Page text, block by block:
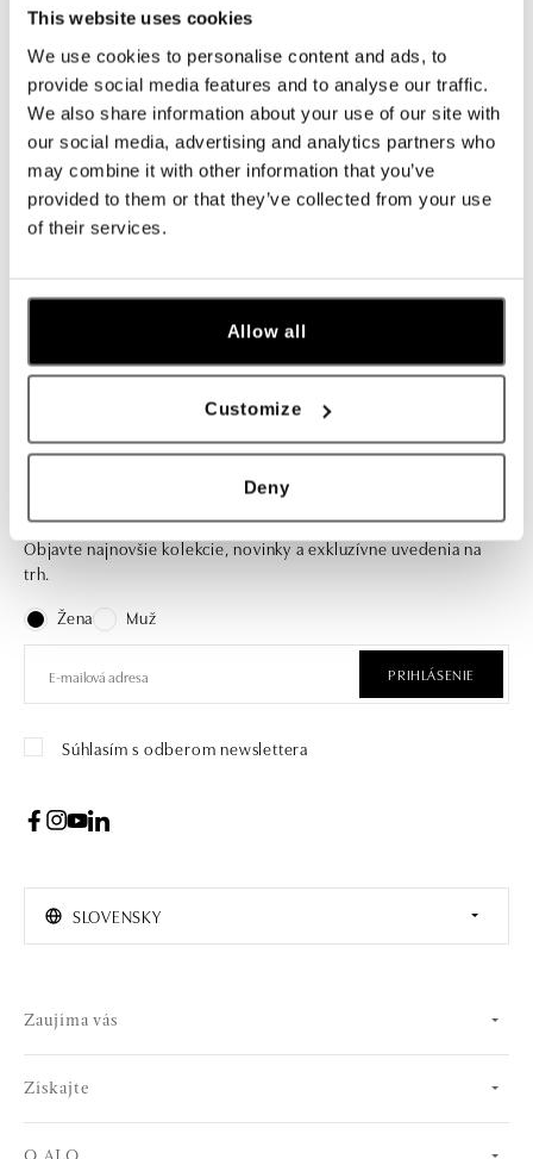
This website uses cookies
We use cookies to personalise content and ads, to
provide social media features and to analyse our traffic.
We also share information about your use of our site with
our social media, advertising and analytics partners who
may combine it with other information that you’ve
provided to them or that they’ve collected from your use
of their services.
Allow all
Customize
Deny
ALO
Prsteň so zirkonem a diamantmi
Midnight Ocean
od 11 270 €
ALO
Prsteň so zirkonem, diamantmi a
zafírmi Blue Gentility
od 23 492 €
Prihláste sa na odber newslettera
Objavte najnovšie kolekcie, novinky a exkluzívne uvedenia na
trh.
Žena
Muž
PRIHLÁSENIE
Súhlasím s odberom newslettera
SLOVENSKY
Zaujíma vás
Získajte